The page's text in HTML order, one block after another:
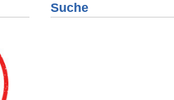
Suche